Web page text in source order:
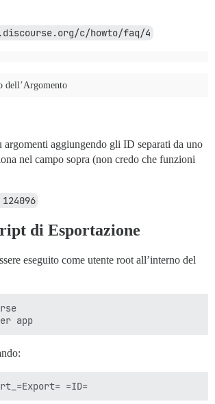
c/howto/faq/4
dell’Argomento
argomenti aggiungendo gli ID separati da uno
nel campo sopra (non credo che funzioni
di Esportazione
eseguito come utente root all’interno del